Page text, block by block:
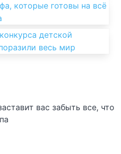
которые готовы на всё
детской
весь мир
вас забыть все, что